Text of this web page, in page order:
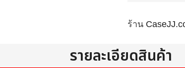
ร้าน
รายละเอียดสินค้า